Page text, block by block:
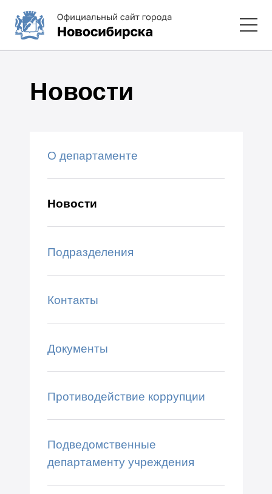
Новости
О департаменте
Новости
Подразделения
Контакты
Документы
Противодействие коррупции
Подведомственные
департаменту учреждения